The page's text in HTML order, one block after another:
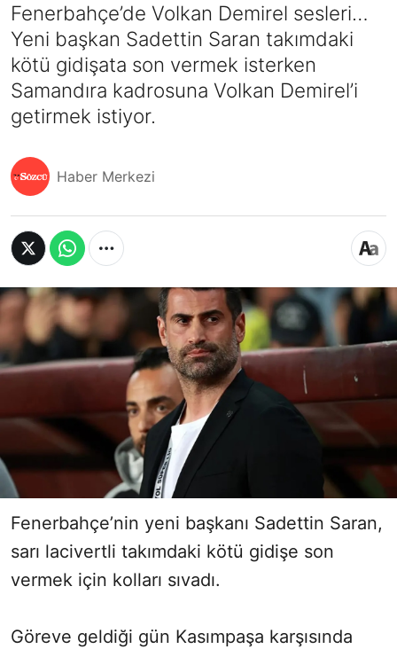
Fenerbahçe’de Volkan Demirel sesleri…
Yeni başkan Sadettin Saran takımdaki
kötü gidişata son vermek isterken
Samandıra kadrosuna Volkan Demirel’i
getirmek istiyor.
Haber Merkezi
Fenerbahçe’nin yeni başkanı Sadettin Saran,
sarı lacivertli takımdaki kötü gidişe son
vermek için kolları sıvadı.
Göreve geldiği gün Kasımpaşa karşısında